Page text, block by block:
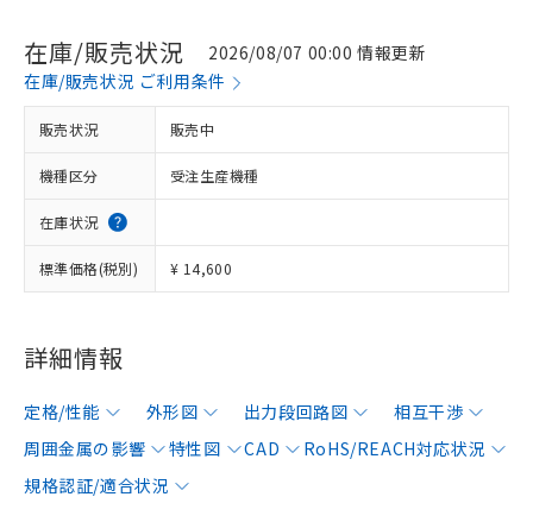
在庫/販売状況
2026/08/07 00:00 情報更新
在庫/販売状況 ご利用条件
販売状況 販売中
機種区分 受注生産機種
在庫状況
標準価格(税別) ¥ 14,600
詳細情報
定格/性能 外形図 出力段回路図
相互干渉
周囲金属の影響
特性図 CAD
RoHS/REACH対応状況
規格認証/適合状況